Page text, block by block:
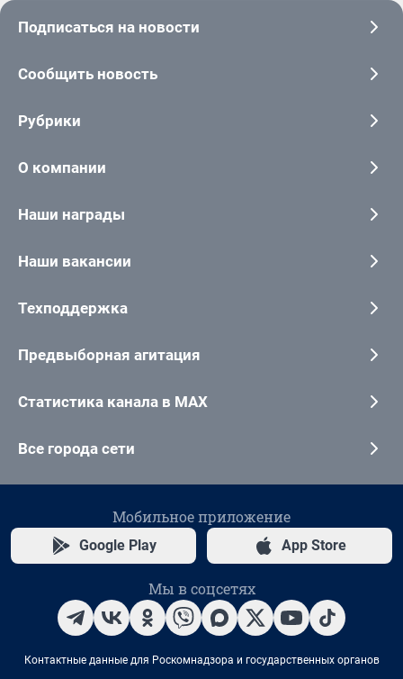
Подписаться на новости
Сообщить новость
Рубрики
О компании
Наши награды
Наши вакансии
Техподдержка
Предвыборная агитация
Статистика канала в MAX
Все города сети
Мобильное приложение
Google Play App Store
Мы в соцсетях
Контактные данные для Роскомнадзора и государственных органов